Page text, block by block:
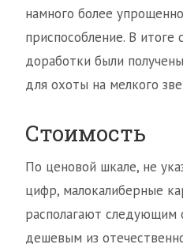
намного более
приспособление. В итоге
доработки были
для охоты на мелкого
Стоимость
По ценовой шкале, не
цифр, малокалиберные
располагают следующим
дешевым из